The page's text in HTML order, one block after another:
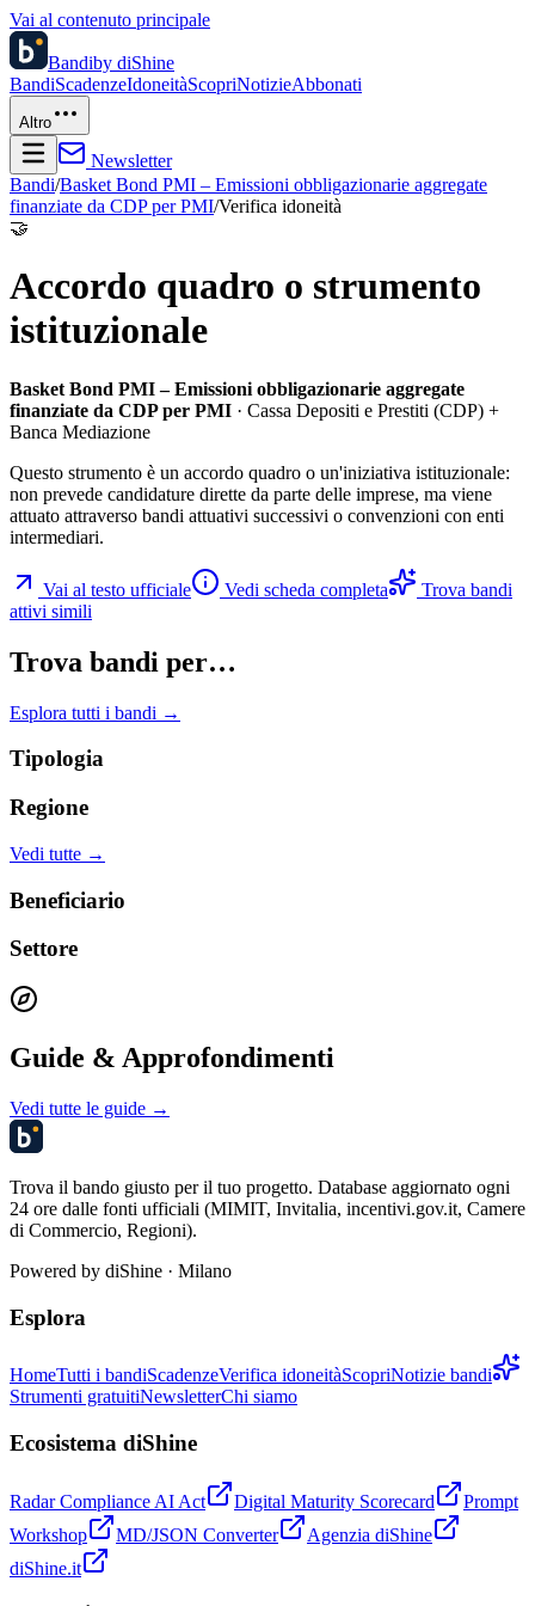
Vai al contenuto principale
Bandiby diShine
BandiScadenzeIdoneitàScopriNotizieAbbonati
Altro
Newsletter
Bandi/Basket Bond PMI – Emissioni obbligazionarie aggregate
finanziate da CDP per PMI/Verifica idoneità
🤝
Accordo quadro o strumento
istituzionale
Basket Bond PMI – Emissioni obbligazionarie aggregate
finanziate da CDP per PMI · Cassa Depositi e Prestiti (CDP) +
Banca Mediazione
Questo strumento è un accordo quadro o un'iniziativa istituzionale:
non prevede candidature dirette da parte delle imprese, ma viene
attuato attraverso bandi attuativi successivi o convenzioni con enti
intermediari.
Vai al testo ufficiale Vedi scheda completa
Trova bandi
attivi simili
Trova bandi per…
Esplora tutti i bandi →
Tipologia
Regione
Vedi tutte →
Beneficiario
Settore
Guide & Approfondimenti
Vedi tutte le guide →
Trova il bando giusto per il tuo progetto. Database aggiornato ogni
24 ore dalle fonti ufficiali (MIMIT, Invitalia, incentivi.gov.it, Camere
di Commercio, Regioni).
Powered by diShine · Milano
Esplora
HomeTutti i bandiScadenzeVerifica idoneitàScopriNotizie bandi
Strumenti gratuitiNewsletterChi siamo
Ecosistema diShine
Radar Compliance AI Act Digital Maturity Scorecard
Prompt
Workshop
MD/JSON Converter
Agenzia diShine
diShine.it